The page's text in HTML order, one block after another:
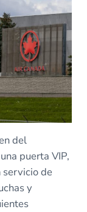
del
puerta VIP,
servicio de
y